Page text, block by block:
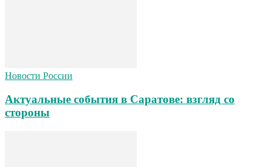
Новости России
Актуальные события в Саратове: взгляд со
стороны